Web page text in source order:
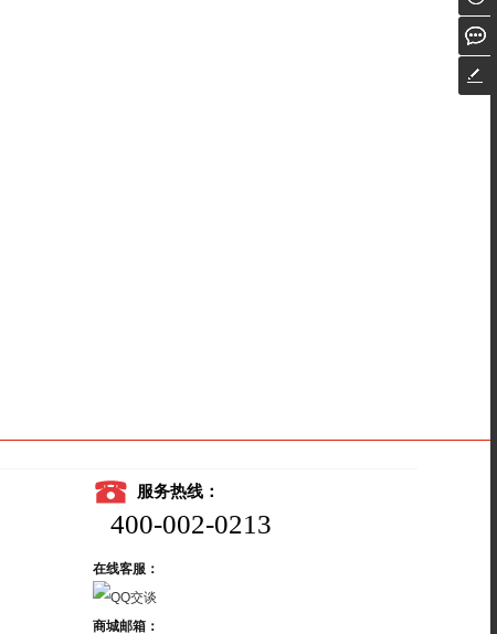
服务热线：
400-002-0213
在线客服：
商城邮箱：